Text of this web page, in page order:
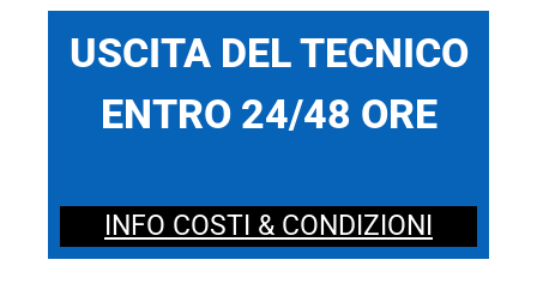
USCITA DEL TECNICO
ENTRO 24/48 ORE
INFO COSTI & CONDIZIONI